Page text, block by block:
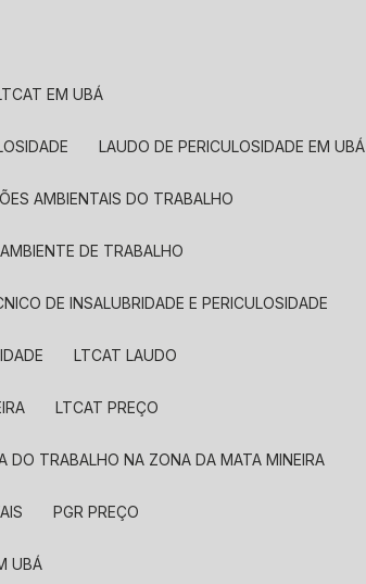
EM UBÁ
LAUDO DE PERICULOSIDADE EM UBÁ
AMBIENTAIS DO TRABALHO
DE TRABALHO
DE INSALUBRIDADE E PERICULOSIDADE
LTCAT LAUDO
LTCAT PREÇO
DO TRABALHO NA ZONA DA MATA MINEIRA
PGR PREÇO
UBÁ